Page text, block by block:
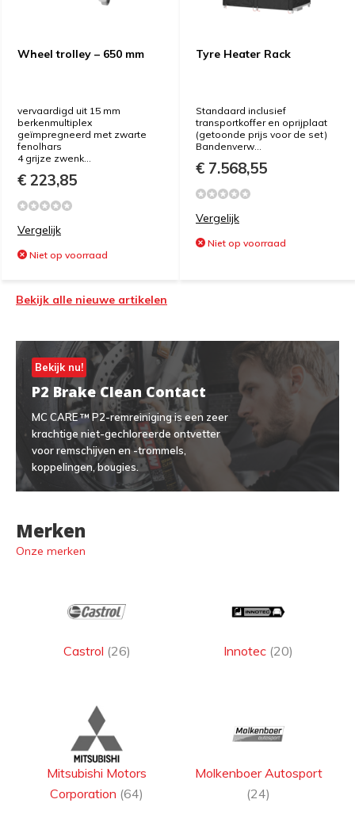
Wheel trolley – 650 mm
vervaardigd uit 15 mm
berkenmultiplex
geïmpregneerd met zwarte
fenolhars
4 grijze zwenk...
€ 223,85
Vergelijk
Niet op voorraad
Tyre Heater Rack
Standaard inclusief
transportkoffer en oprijplaat
(getoonde prijs voor de set)
Bandenverw...
€ 7.568,55
Vergelijk
Niet op voorraad
Bekijk alle nieuwe artikelen
Bekijk nu!
P2 Brake Clean Contact
MC CARE ™ P2-remreiniging is een zeer
krachtige niet-gechloreerde ontvetter
voor remschijven en -trommels,
koppelingen, bougies.
Merken
Onze merken
Castrol (26) Innotec (20)
Mitsubishi Motors
Corporation (64)
Molkenboer Autosport
(24)